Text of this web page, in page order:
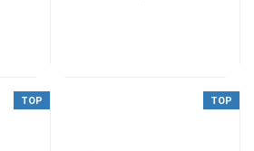
TOP TOP